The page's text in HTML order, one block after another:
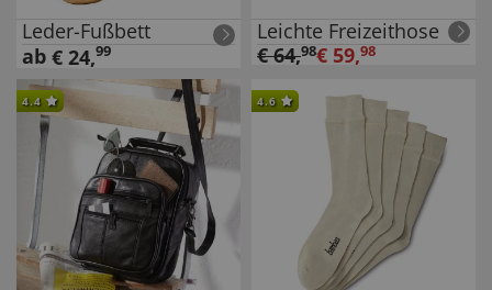
Leder-Fußbett
ab € 24,99
Leichte Freizeithose
€64,98€ 59,98
4.4 4.6